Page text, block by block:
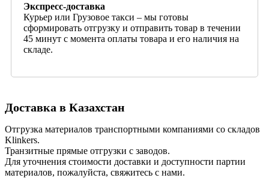
Экспресс-доставка
Курьер или Грузовое такси – мы готовы
сформировать отгрузку и отправить товар в течении
45 минут с момента оплаты товара и его наличия на
складе.
Доставка в Казахстан
Отгрузка материалов транспортными компаниями со складов
Klinkers.
Транзитные прямые отгрузки с заводов.
Для уточнения стоимости доставки и доступности партии
материалов, пожалуйста, свяжитесь с нами.